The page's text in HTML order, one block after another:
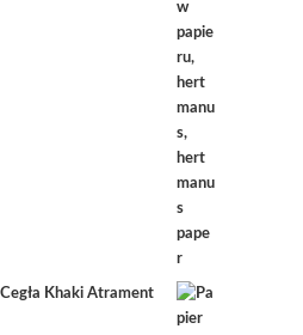
Khaki Atrament